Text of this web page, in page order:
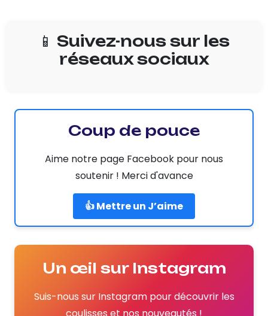
📱 Suivez-nous sur les
réseaux sociaux
Coup de pouce
Aime notre page Facebook pour nous
soutenir ! Merci d'avance
👍 Mettre un J’aime
Un œil sur Instagram
Suis-nous sur Instagram pour découvrir les